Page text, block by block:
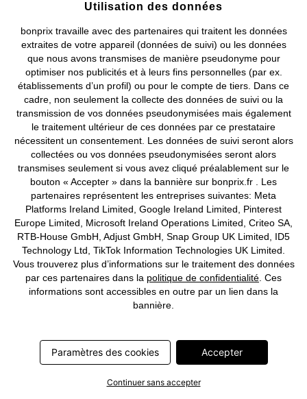
BONS PLANS
Robe de plage longue et
transparente en mousseline
légère
CHF 27,95 CHF 35,95-22%
Combishort de plage en gaze de
coton
CHF 49,95
Pantalon de plage en gaze de
Tunique de plage en gaze de
Utilisation des données
bonprix travaille avec des partenaires qui traitent les données
extraites de votre appareil (données de suivi) ou les données
que nous avons transmises de manière pseudonyme pour
optimiser nos publicités et à leurs fins personnelles (par ex.
établissements d’un profil) ou pour le compte de tiers. Dans ce
cadre, non seulement la collecte des données de suivi ou la
transmission de vos données pseudonymisées mais également
le traitement ultérieur de ces données par ce prestataire
nécessitent un consentement. Les données de suivi seront alors
collectées ou vos données pseudonymisées seront alors
transmises seulement si vous avez cliqué préalablement sur le
bouton « Accepter » dans la bannière sur bonprix.fr . Les
partenaires représentent les entreprises suivantes: Meta
Platforms Ireland Limited, Google Ireland Limited, Pinterest
Europe Limited, Microsoft Ireland Operations Limited, Criteo SA,
RTB-House GmbH, Adjust GmbH, Snap Group UK Limited, ID5
Technology Ltd, TikTok Information Technologies UK Limited.
Vous trouverez plus d’informations sur le traitement des données
par ces partenaires dans la politique de confidentialité . Ces
informations sont accessibles en outre par un lien dans la
bannière.
Paramètres des cookies Accepter
Continuer sans accepter